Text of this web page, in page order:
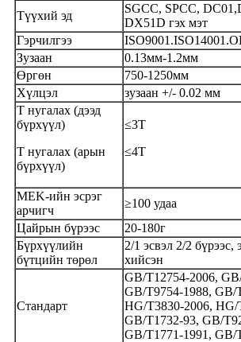
Түүхий эд
SGCC, SPCC,
DX51D гэх мэт
Гэрчилгээ
Зузаан
0.13мм-1.2мм
Өргөн
750-1250мм
Хүлцэл
зузаан +/- 0.02 мм
Т нугалах (дээд
бүрхүүл)
Т нугалах (арын
бүрхүүл)
≤3T
≤4T
MEK-ийн эсрэг
арчигч
≥100 удаа
Цайрын бүрээс
20-180г
Бүрхүүлийн
бүтцийн төрөл
2/1 эсвэл 2/2 бүрээс,
хийсэн
Стандарт
GB/T12754-2006,
GB/T9754-1988, GB/
HG/T3830-2006, HG/
GB/T1732-93, GB/
GB/T1771-1991, GB/